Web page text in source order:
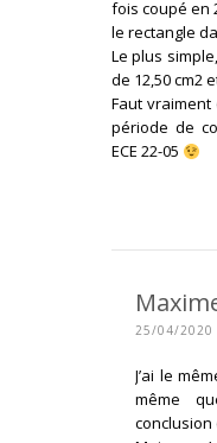
fois coupé en
le rectangle
Le plus
de 12,50 cm2
Faut
période de
ECE 22-05
25/04/2020
J’ai le
même
conclusion